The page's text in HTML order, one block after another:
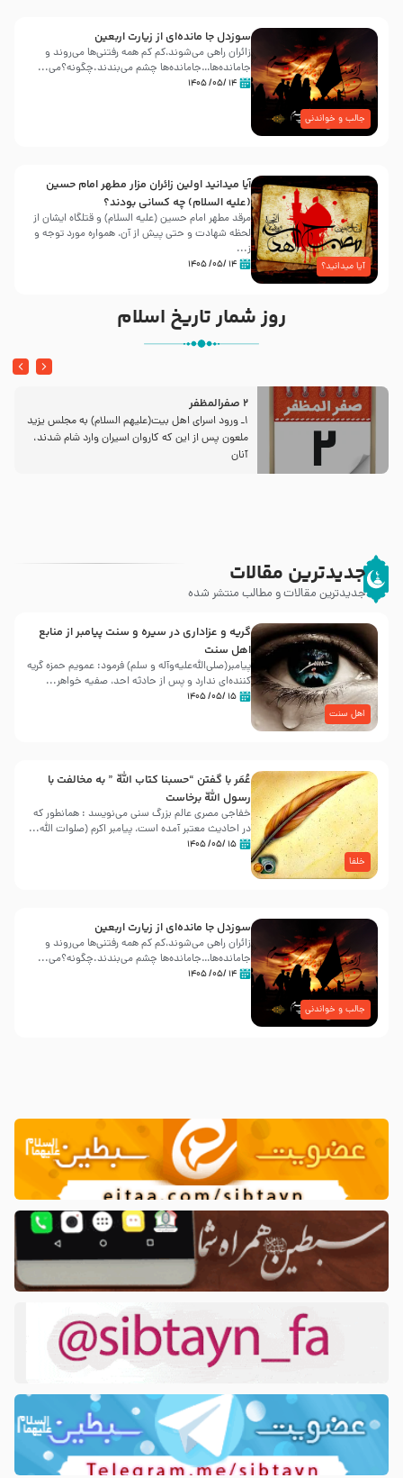
جالب و خواندنی
سوزدل جا مانده‌ای از زیارت اربعین
زائران راهی می‌شوند،کم‌ کم همه رفتنی‌ها می‌روند و
جامانده‌ها…جامانده‌ها چشم می‌بندند.چگونه؟می‌...
۱۴ /۰۵/ ۱۴۰۵
آیا میدانید؟
آیا میدانید اولین زائران مزار مطهر امام حسین
(علیه السلام) چه کسانی بودند؟
مرقد مطهر امام حسین (علیه السلام) و قتلگاه ایشان از
لحظه شهادت و حتی پیش از آن، همواره مورد توجه و
ز...
۱۴ /۰۵/ ۱۴۰۵
روز شمار تاریخ اسلام
2 صفرالمظفر
1ـ ورود اسراى اهل بیت‌(علیهم السلام) به مجلس یزید
ملعون پس از این كه كاروان اسیران وارد شام شدند،
آنان
جدیدترین مقالات
جدیدترین مقالات و مطالب منتشر شده
اهل سنت
گریه و عزاداری در سیره و سنت پیامبر از منابع
اهل سنت
پیامبر(صلی‌الله‌علیه‌وآله و سلم) فرمود: عمویم حمزه گریه
کننده‌ای ندارد و پس از حادثه احد، صفیه خواهر...
۱۵ /۰۵/ ۱۴۰۵
خلفا
عُمَر با گفتن “حسبنا كتاب اللّه ” به مخالفت با
رسول اللّه برخاست
خفاجی مصری عالم بزرگ سنی می‌نویسد : همانطور که
در احادیث معتبر آمده است، پیامبر اکرم (صلوات اللّه...
۱۵ /۰۵/ ۱۴۰۵
جالب و خواندنی
سوزدل جا مانده‌ای از زیارت اربعین
زائران راهی می‌شوند،کم‌ کم همه رفتنی‌ها می‌روند و
جامانده‌ها…جامانده‌ها چشم می‌بندند.چگونه؟می‌...
۱۴ /۰۵/ ۱۴۰۵